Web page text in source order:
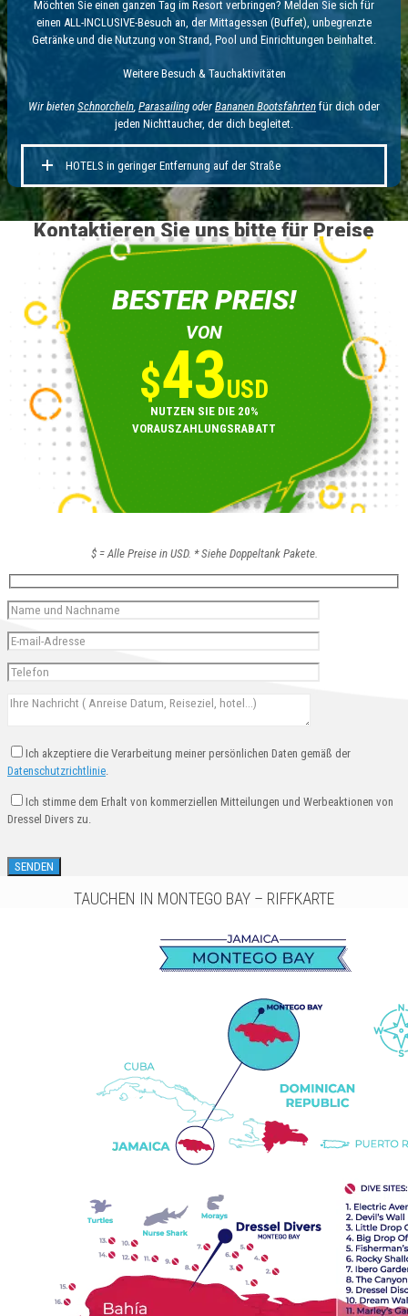
Möchten Sie einen ganzen Tag im Resort verbringen? Melden Sie sich für
einen ALL-INCLUSIVE-Besuch an, der Mittagessen (Buffet), unbegrenzte
Getränke und die Nutzung von Strand, Pool und Einrichtungen beinhaltet.
Weitere Besuch & Tauchaktivitäten
Wir bieten Schnorcheln, Parasailing oder Bananen Bootsfahrten für dich oder
jeden Nichttaucher, der dich begleitet.
HOTELS in geringer Entfernung auf der Straße
Kontaktieren Sie uns bitte für Preise
BESTER PREIS!
VON
$43USD
NUTZEN SIE DIE 20%
VORAUSZAHLUNGSRABATT
$ = Alle Preise in USD. * Siehe Doppeltank Pakete.
Ich akzeptiere die Verarbeitung meiner persönlichen Daten gemäß der
Datenschutzrichtlinie.
Ich stimme dem Erhalt von kommerziellen Mitteilungen und Werbeaktionen von
Dressel Divers zu.
TAUCHEN IN MONTEGO BAY – RIFFKARTE